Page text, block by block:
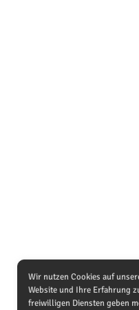
Wir nutzen Cookies auf
Website und Ihre Erfahrung
freiwilligen Diensten geben